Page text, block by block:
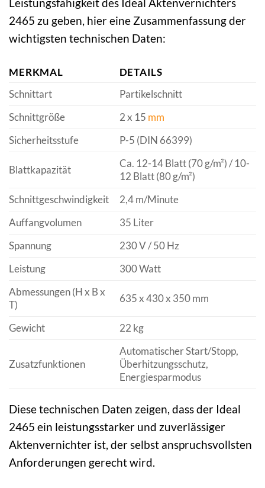
2465 zu geben, hier eine Zusammenfassung der
wichtigsten technischen Daten:
MERKMAL
DETAILS
Schnittart
Partikelschnitt
Schnittgröße
2 x 15 mm
Sicherheitsstufe
P-5 (DIN 66399)
Blattkapazität
Ca. 12-14 Blatt (70 g/m²) / 10-
12 Blatt (80 g/m²)
Schnittgeschwindigkeit
2,4 m/Minute
Auffangvolumen
35 Liter
Spannung
230 V / 50 Hz
Leistung
300 Watt
Abmessungen (H x B x
T)
635 x 430 x 350 mm
Gewicht 22 kg
Zusatzfunktionen
Automatischer Start/Stopp,
Überhitzungsschutz,
Energiesparmodus
Diese technischen Daten zeigen, dass der Ideal
2465 ein leistungsstarker und zuverlässiger
Aktenvernichter ist, der selbst anspruchsvollsten
Anforderungen gerecht wird.